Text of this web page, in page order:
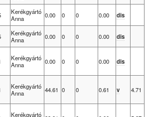
Kerékgyártó
Anna
0.00 0 0 0.00
dis
Kerékgyártó
Anna
0.00 0 0 0.00
dis
Kerékgyártó
Anna
0.00 0 0 0.00 dis
Kerékgyártó
Anna
44.61 0 0 0.61 v 4.71
Kerékgyártó